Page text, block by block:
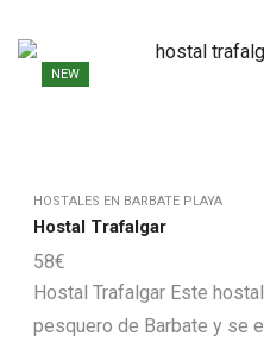
NEW
HOSTALES EN BARBATE PLAYA
Hostal Trafalgar
58€
Hostal Trafalgar Este
pesquero de Barbate y se